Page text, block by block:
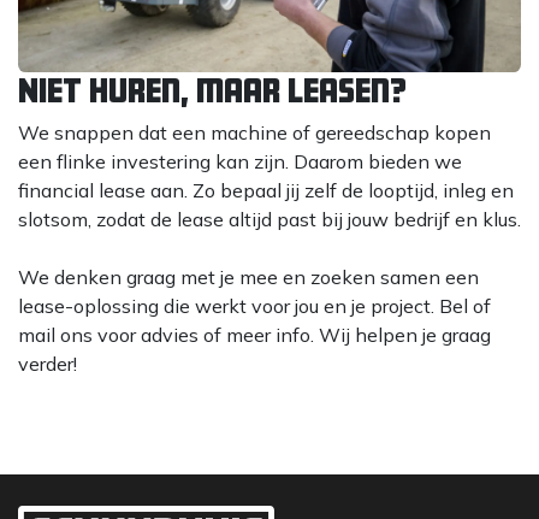
Niet huren, maar leasen?
We snappen dat een machine of gereedschap kopen
een flinke investering kan zijn. Daarom bieden we
financial lease aan. Zo bepaal jij zelf de looptijd, inleg en
slotsom, zodat de lease altijd past bij jouw bedrijf en klus.
We denken graag met je mee en zoeken samen een
lease-oplossing die werkt voor jou en je project. Bel of
mail ons voor advies of meer info. Wij helpen je graag
verder!